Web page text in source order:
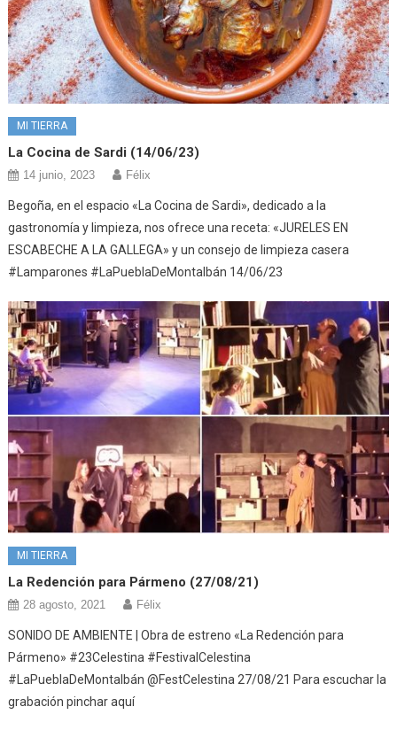
MI TIERRA
La Cocina de Sardi (14/06/23)
14 junio, 2023 Félix
Begoña, en el espacio «La Cocina de Sardi», dedicado a la
gastronomía y limpieza, nos ofrece una receta: «JURELES EN
ESCABECHE A LA GALLEGA» y un consejo de limpieza casera
#Lamparones #LaPueblaDeMontalbán 14/06/23
MI TIERRA
La Redención para Pármeno (27/08/21)
28 agosto, 2021 Félix
SONIDO DE AMBIENTE | Obra de estreno «La Redención para
Pármeno» #23Celestina #FestivalCelestina
#LaPueblaDeMontalbán @FestCelestina 27/08/21 Para escuchar la
grabación pinchar aquí